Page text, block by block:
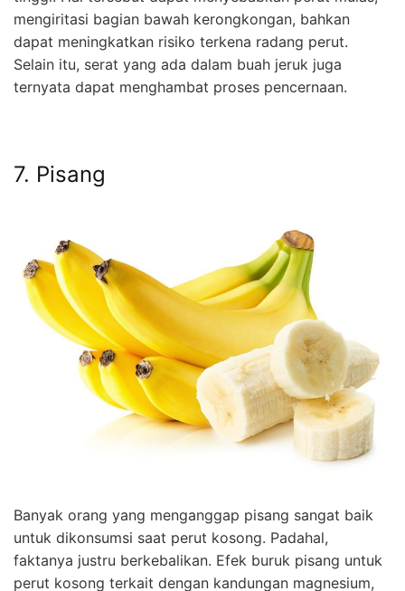
mengiritasi bagian bawah kerongkongan, bahkan
dapat meningkatkan risiko terkena radang perut.
Selain itu, serat yang ada dalam buah jeruk juga
ternyata dapat menghambat proses pencernaan.
7. Pisang
Banyak orang yang menganggap pisang sangat baik
untuk dikonsumsi saat perut kosong. Padahal,
faktanya justru berkebalikan. Efek buruk pisang untuk
perut kosong terkait dengan kandungan magnesium,